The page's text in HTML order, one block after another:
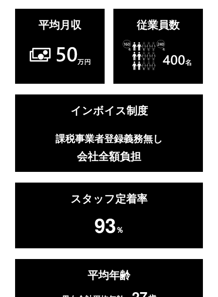
平均月収 従業員数
インボイス制度
課税事業者登録義務無し
会社全額負担
スタッフ定着率
93％
平均年齢